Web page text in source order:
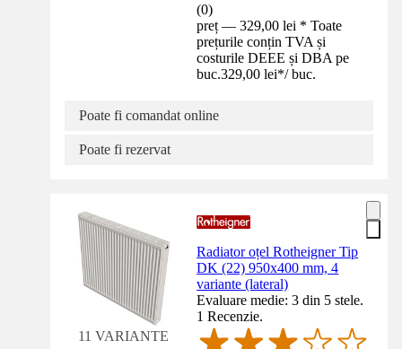
(0)
preț — 329,00 lei * Toate
prețurile conțin TVA și
costurile DEEE și DBA pe
buc.329,00 lei*/ buc.
Poate fi comandat online
Poate fi rezervat
11 VARIANTE
Radiator oțel Rotheigner Tip
DK (22) 950x400 mm, 4
variante (lateral)
Evaluare medie: 3 din 5 stele.
1 Recenzie.